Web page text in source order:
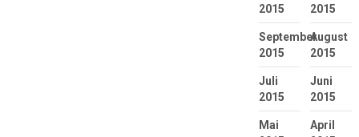
2015
2015
September
2015
August
2015
Juli
2015
Juni
2015
Mai
April